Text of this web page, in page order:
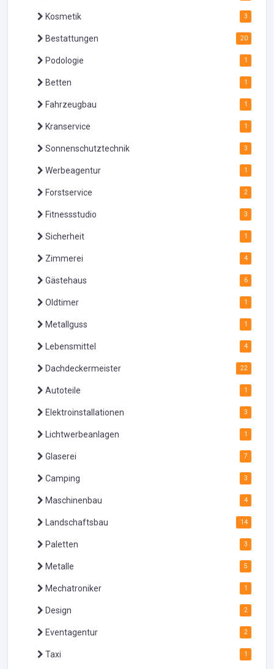
Kosmetik 3
Bestattungen 20
Podologie 1
Betten 1
Fahrzeugbau 1
Kranservice 1
Sonnenschutztechnik 3
Werbeagentur 1
Forstservice 2
Fitnessstudio 3
Sicherheit 1
Zimmerei 4
Gästehaus 6
Oldtimer 1
Metallguss 1
Lebensmittel 4
Dachdeckermeister 22
Autoteile 1
Elektroinstallationen 3
Lichtwerbeanlagen 1
Glaserei 7
Camping 3
Maschinenbau 4
Landschaftsbau 14
Paletten 3
Metalle 5
Mechatroniker 1
Design 2
Eventagentur 2
Taxi 1